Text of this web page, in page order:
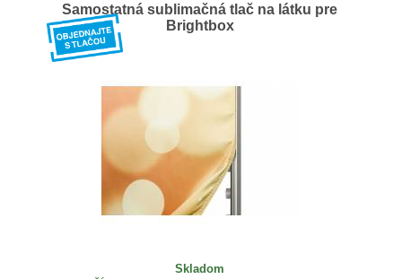
Samostatná sublimačná tlač na látku pre
Brightbox
Skladom